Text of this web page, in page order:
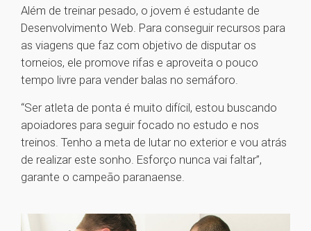
Além de treinar pesado, o jovem é estudante de
Desenvolvimento Web. Para conseguir recursos para
as viagens que faz com objetivo de disputar os
torneios, ele promove rifas e aproveita o pouco
tempo livre para vender balas no semáforo.
“Ser atleta de ponta é muito difícil, estou buscando
apoiadores para seguir focado no estudo e nos
treinos. Tenho a meta de lutar no exterior e vou atrás
de realizar este sonho. Esforço nunca vai faltar”,
garante o campeão paranaense.